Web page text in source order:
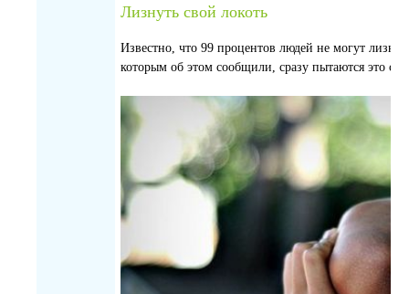
Лизнуть свой локоть
Известно, что 99 процентов людей не могут
которым об этом сообщили, сразу пытаются это